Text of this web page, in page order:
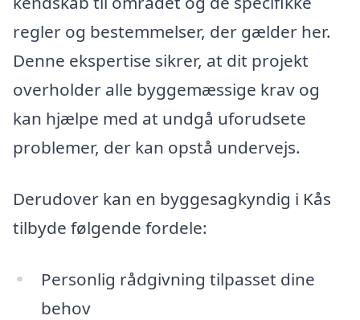
regler og bestemmelser, der gælder her.
Denne ekspertise sikrer, at dit projekt
overholder alle byggemæssige krav og
kan hjælpe med at undgå uforudsete
problemer, der kan opstå undervejs.
Derudover kan en byggesagkyndig i Kås
tilbyde følgende fordele:
Personlig rådgivning tilpasset dine
behov